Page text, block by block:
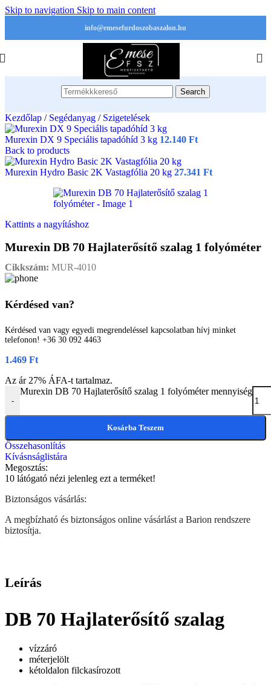
Skip to navigation Skip to main content
info@emesefurdoszobaszalon.hu
Search
Kezdőlap / Segédanyag / Szigetelések
Murexin DX 9 Speciális tapadóhíd 3 kg 12.140 Ft
Back to products
Murexin Hydro Basic 2K Vastagfólia 20 kg 27.341 Ft
Kattints a nagyításhoz
Murexin DB 70 Hajlaterősítő szalag 1 folyóméter
Cikkszám: MUR-4010
Kérdésed van?
Kérdésed van vagy egyedi megrendeléssel kapcsolatban hívj minket
telefonon! +36 30 092 4463
1.469 Ft
Az ár 27% ÁFA-t tartalmaz.
-
Murexin DB 70 Hajlaterősítő szalag 1 folyóméter mennyiség
Kosárba Teszem
Összehasonlítás
Kívásnságlistára
Megosztás:
10 látógató nézi jelenleg ezt a terméket!
Biztonságos vásárlás:
A megbízható és biztonságos online vásárlást a Barion rendszere
biztosítja.
Leírás
DB 70 Hajlaterősítő szalag
vízzáró
méterjelölt
kétoldalon filckasírozott